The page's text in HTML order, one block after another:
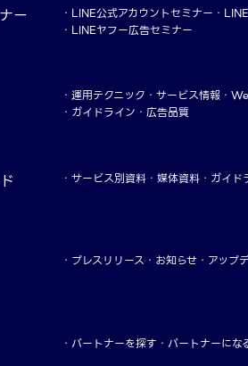
ー LINE公式アカウントセミナー
LINEヤフー広告セミナー
運用テクニック サービス情報
ガイドライン・広告品質
サービス別資料 媒体資料・ガイド
プレスリリース お知らせ アップ
パートナーを探す パートナーにな